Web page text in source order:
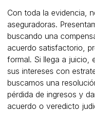
Con toda la evidencia,
aseguradoras.
buscando una
acuerdo satisfactorio,
formal. Si llega a juicio,
sus intereses con
buscamos una
pérdida de ingresos y
acuerdo o veredicto